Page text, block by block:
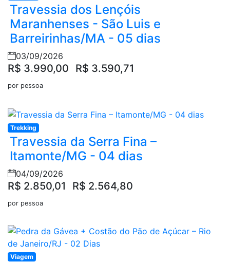
Travessia dos Lençóis
Maranhenses - São Luis e
Barreirinhas/MA - 05 dias
03/09/2026
R$ 3.990,00 R$ 3.590,71
por pessoa
Trekking
Travessia da Serra Fina –
Itamonte/MG - 04 dias
04/09/2026
R$ 2.850,01 R$ 2.564,80
por pessoa
Viagem